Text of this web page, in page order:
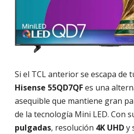
Si el TCL anterior se escapa de
Hisense 55QD7QFes una
asequible que mantiene gran
de la tecnología Mini LED. Con
pulgadas, resolución 4K UHDy